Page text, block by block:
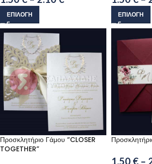
ΕΠΙΛΟΓΉ ΕΠΙΛΟΓΉ
Προσκλητήριο Γάμου “CLOSER
TOGETHER”
1.50 € –